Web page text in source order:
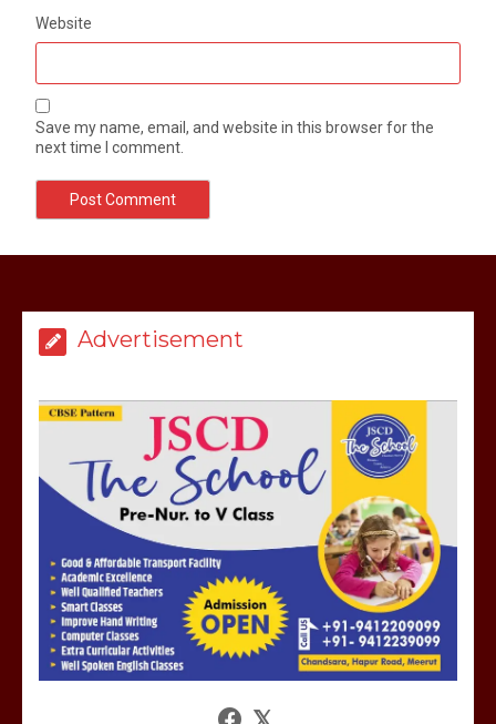
Website
Save my name, email, and website in this browser for the
next time I comment.
Advertisement
उठाकर खाते कुत्ते का वीडियो इंटरनेट पर जमकर
हो रहा वायरल
होलिका रखने पर लात मार कर होलिका को किया
तहस नहस,मोहल्ले वालों के साथ की गई गाली
गलोच ,कहा अगर रखी गई होली तो होगा खून
March 11, 2025
आखिर क्यों जैनुल सालीकिन को शहर काजी नहीं
शफीकुर्रहमान रहमान ने